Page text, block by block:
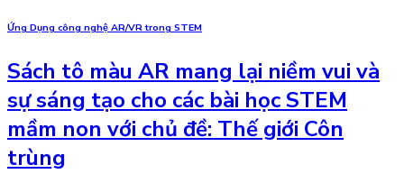
Ứng Dụng công nghệ AR/VR trong STEM
Sách tô màu AR mang lại niềm vui và
sự sáng tạo cho các bài học STEM
mầm non với chủ đề: Thế giới Côn
trùng